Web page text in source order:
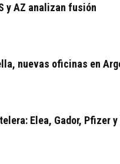
y AZ analizan fusión
nuevas oficinas en
Elea, Gador, Pfizer y